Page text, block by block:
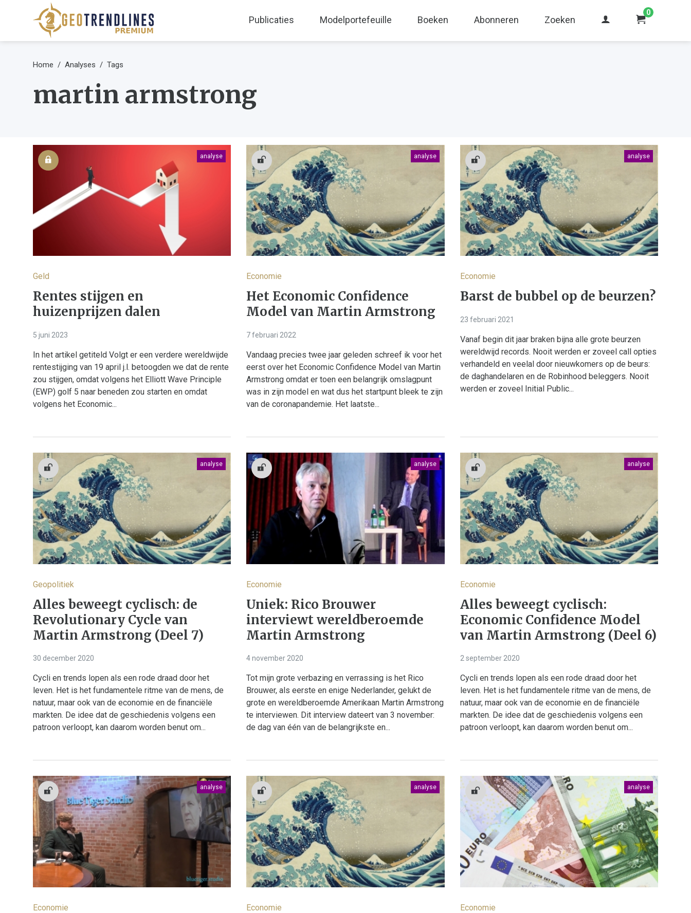
Publicaties Modelportefeuille Boeken Abonneren Zoeken
0
Home Analyses Tags
martin armstrong
analyse
Geld
Rentes stijgen en
huizenprijzen dalen
5 juni 2023
In het artikel getiteld Volgt er een verdere wereldwijde
rentestijging van 19 april j.l. betoogden we dat de rente
zou stijgen, omdat volgens het Elliott Wave Principle
(EWP) golf 5 naar beneden zou starten en omdat
volgens het Economic...
analyse
Economie
Het Economic Confidence
Model van Martin Armstrong
7 februari 2022
Vandaag precies twee jaar geleden schreef ik voor het
eerst over het Economic Confidence Model van Martin
Armstrong omdat er toen een belangrijk omslagpunt
was in zijn model en wat dus het startpunt bleek te zijn
van de coronapandemie. Het laatste...
analyse
Economie
Barst de bubbel op de beurzen?
23 februari 2021
Vanaf begin dit jaar braken bijna alle grote beurzen
wereldwijd records. Nooit werden er zoveel call opties
verhandeld en veelal door nieuwkomers op de beurs:
de daghandelaren en de Robinhood beleggers. Nooit
werden er zoveel Initial Public...
analyse
Geopolitiek
Alles beweegt cyclisch: de
Revolutionary Cycle van
Martin Armstrong (Deel 7)
30 december 2020
Cycli en trends lopen als een rode draad door het
leven. Het is het fundamentele ritme van de mens, de
natuur, maar ook van de economie en de financiële
markten. De idee dat de geschiedenis volgens een
patroon verloopt, kan daarom worden benut om...
analyse
Economie
Uniek: Rico Brouwer
interviewt wereldberoemde
Martin Armstrong
4 november 2020
Tot mijn grote verbazing en verrassing is het Rico
Brouwer, als eerste en enige Nederlander, gelukt de
grote en wereldberoemde Amerikaan Martin Armstrong
te interviewen. Dit interview dateert van 3 november:
de dag van één van de belangrijkste en...
analyse
Economie
Alles beweegt cyclisch:
Economic Confidence Model
van Martin Armstrong (Deel 6)
2 september 2020
Cycli en trends lopen als een rode draad door het
leven. Het is het fundamentele ritme van de mens, de
natuur, maar ook van de economie en de financiële
markten. De idee dat de geschiedenis volgens een
patroon verloopt, kan daarom worden benut om...
analyse
Economie
analyse
Economie
analyse
Economie